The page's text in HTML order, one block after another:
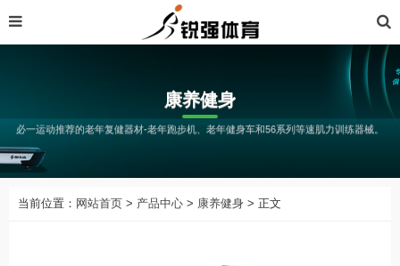
康养健身
必一运动推荐的老年复健器材-老年跑步机、老年健身车和56系列等速肌力训练器械。
当前位置： 网站首页 > 产品中心 > 康养健身 > 正文